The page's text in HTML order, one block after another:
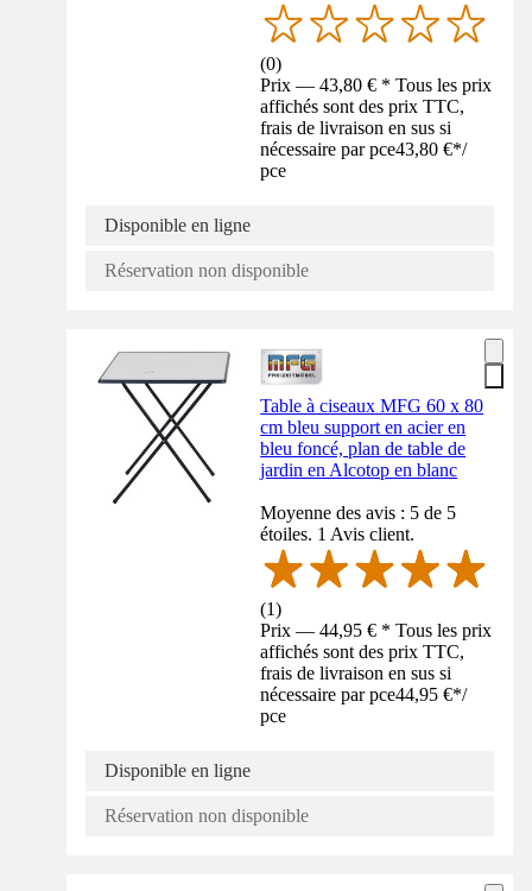
(0)
Prix — 43,80 € * Tous les prix
affichés sont des prix TTC,
frais de livraison en sus si
nécessaire par pce43,80 €*/
pce
Disponible en ligne
Réservation non disponible
Table à ciseaux MFG 60 x 80
cm bleu support en acier en
bleu foncé, plan de table de
jardin en Alcotop en blanc
Moyenne des avis : 5 de 5
étoiles. 1 Avis client.
(1)
Prix — 44,95 € * Tous les prix
affichés sont des prix TTC,
frais de livraison en sus si
nécessaire par pce44,95 €*/
pce
Disponible en ligne
Réservation non disponible